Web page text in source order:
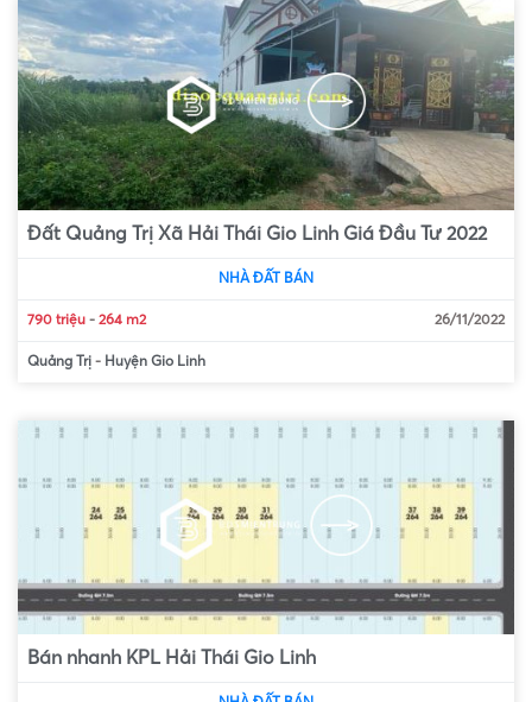
Đất Quảng Trị Xã Hải Thái Gio Linh Giá Đầu Tư 2022
NHÀ ĐẤT BÁN
790 triệu - 264 m2 26/11/2022
Quảng Trị - Huyện Gio Linh
Bán nhanh KPL Hải Thái Gio Linh